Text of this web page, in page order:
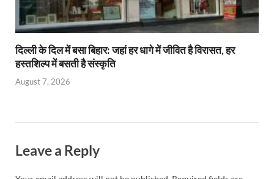
दिल्ली के दिल में बसा बिहार: जहां हर धागे में जीवित है विरासत, हर
हस्तशिल्प में बसती है संस्कृति
August 7, 2026
Leave a Reply